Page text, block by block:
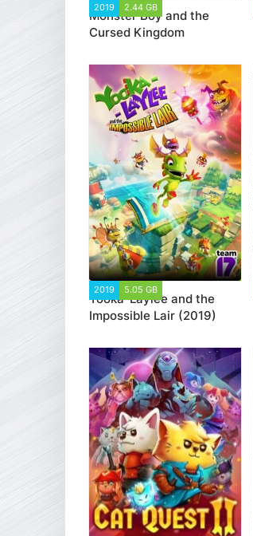
2019 2.44 GB
Monster Boy and the
Cursed Kingdom
2019 5.05 GB
Yooka-Laylee and the
Impossible Lair (2019)